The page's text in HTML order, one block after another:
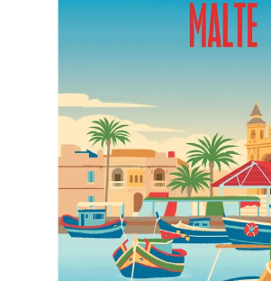
Puzzles en bois
Peinture au numéro